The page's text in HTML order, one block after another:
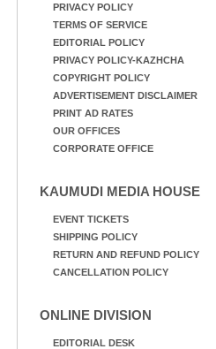
PRIVACY POLICY
TERMS OF SERVICE
EDITORIAL POLICY
PRIVACY POLICY-KAZHCHA
COPYRIGHT POLICY
ADVERTISEMENT DISCLAIMER
PRINT AD RATES
OUR OFFICES
CORPORATE OFFICE
KAUMUDI MEDIA HOUSE
EVENT TICKETS
SHIPPING POLICY
RETURN AND REFUND POLICY
CANCELLATION POLICY
ONLINE DIVISION
EDITORIAL DESK